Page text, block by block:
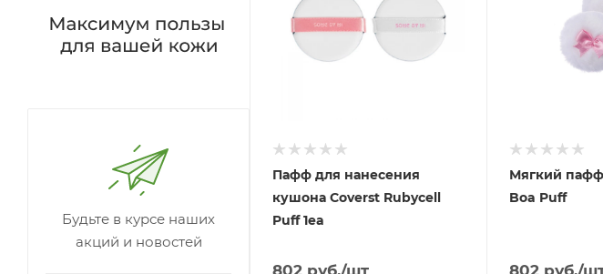
Пафф для нанесения
кушона Coverst Rubycell
Puff 1ea
802 руб./шт
Мягкий
Boa Puff
802руб./
Будьте в курсе наших
акций и новостей